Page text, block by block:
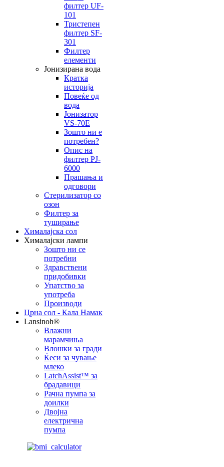
филтер UF-
101
Тристепен
филтер SF-
301
Филтер
елементи
Јонизирана вода
Кратка
историја
Повеќе од
вода
Јонизатор
VS-70E
Зошто ни е
потребен?
Опис на
филтер PJ-
6000
Прашања и
одговори
Стерилизатор со
озон
Филтер за
туширање
Хималајска сол
Хималајски лампи
Зошто ни се
потребни
Здравствени
придобивки
Упатство за
употреба
Производи
Црна сол - Кала Намак
Lansinoh®
Влажни
марамчиња
Влошки за гради
Ќеси за чување
млеко
LatchAssist™ за
брадавици
Рачна пумпа за
доилки
Двојна
електрична
пумпа